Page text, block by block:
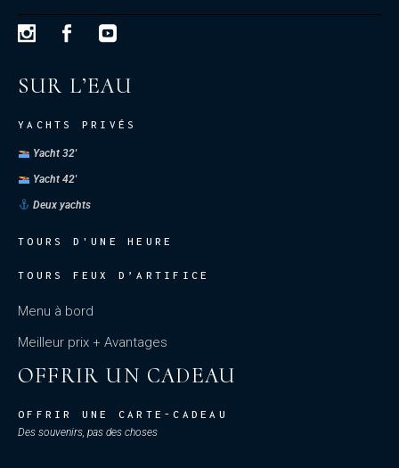
SUR L’EAU
YACHTS PRIVÉS
Yacht 32'
Yacht 42'
Deux yachts
TOURS D'UNE HEURE
TOURS FEUX D’ARTIFICE
Menu à bord
Meilleur prix + Avantages
OFFRIR UN CADEAU
OFFRIR UNE CARTE-CADEAU
Des souvenirs, pas des choses